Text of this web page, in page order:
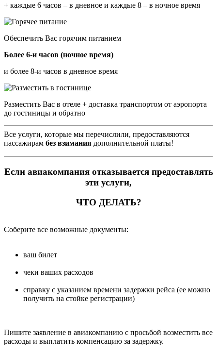
+ каждые 6 часов – в дневное и каждые 8 – в ночное время
Обеспечить Вас горячим питанием
Более 6-и часов (ночное время)
и более 8-и часов в дневное время
Разместить Вас в отеле + доставка транспортом от аэропорта
до гостиницы и обратно
Все услуги, которые мы перечислили, предоставляются
пассажирам без взимания дополнительной платы!
Если авиакомпания отказывается предоставлять
эти услуги,
ЧТО ДЕЛАТЬ?
Соберите все возможные документы:
ваш билет
чеки ваших расходов
справку с указанием времени задержки рейса (ее можно
получить на стойке регистрации)
Пишите заявление в авиакомпанию с просьбой возместить все
расходы и выплатить компенсацию за задержку.